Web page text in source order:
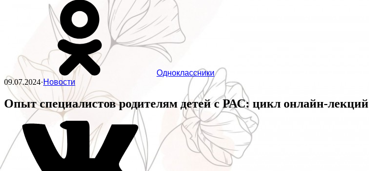
Одноклассники
09.07.2024·Новости
Опыт специалистов родителям детей с РАС: цикл онлайн-лекций